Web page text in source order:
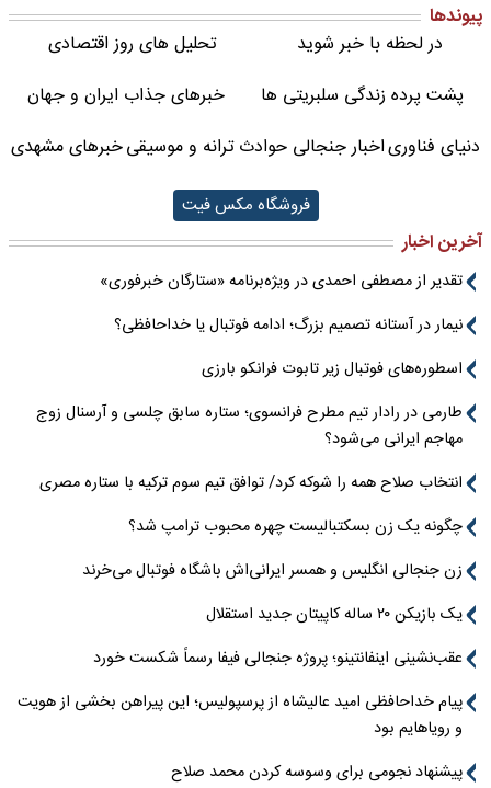
پیوندها
در لحظه با خبر شوید
تحلیل های روز اقتصادی
پشت پرده زندگی سلبریتی ها
خبرهای جذاب ایران و جهان
دنیای فناوریاخبار جنجالی حوادثترانه و موسیقیخبرهای مشهدی
فروشگاه مکس فیت
آخرین اخبار
تقدیر از مصطفی احمدی در ویژه‌برنامه «ستارگان خبرفوری»
نیمار در آستانه تصمیم بزرگ؛ ادامه فوتبال یا خداحافظی؟
اسطوره‌های فوتبال زیر تابوت فرانکو بارزی
طارمی در رادار تیم مطرح فرانسوی؛ ستاره سابق چلسی و آرسنال زوج
مهاجم ایرانی می‌شود؟
انتخاب صلاح همه را شوکه کرد/ توافق تیم سوم ترکیه با ستاره مصری
چگونه یک زن بسکتبالیست چهره محبوب ترامپ شد؟
زن جنجالی انگلیس و همسر ایرانی‌اش باشگاه فوتبال می‌خرند
یک بازیکن ۲۰ ساله کاپیتان جدید استقلال
عقب‌نشینی اینفانتینو؛ پروژه جنجالی فیفا رسماً شکست خورد
پیام خداحافظی امید عالیشاه از پرسپولیس؛ این پیراهن بخشی از هویت
و رویاهایم بود
پیشنهاد نجومی برای وسوسه کردن محمد صلاح